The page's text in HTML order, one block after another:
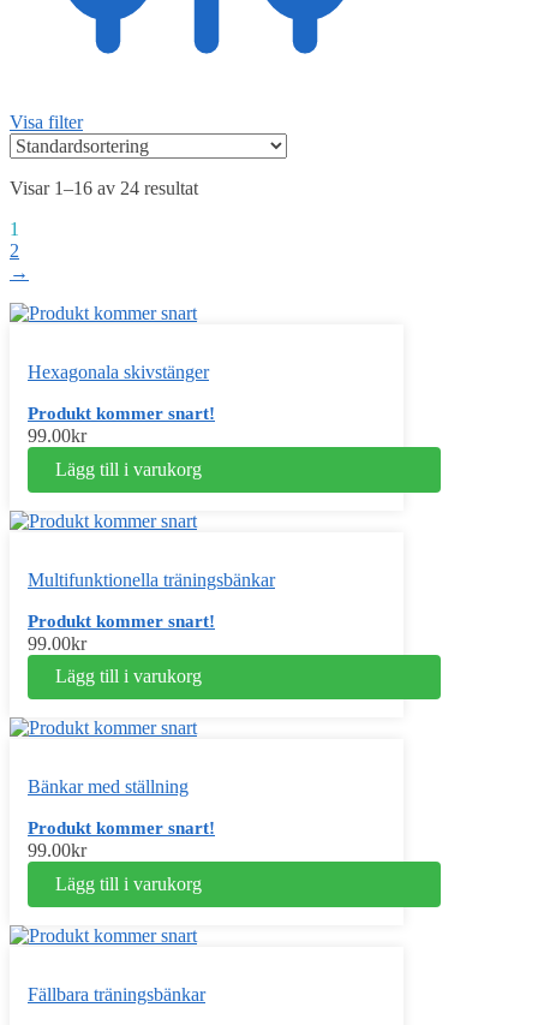
Visa filter
Visar 1–16 av 24 resultat
1
2
→
Hexagonala skivstänger
Produkt kommer snart!
99.00kr
Lägg till i varukorg
Multifunktionella träningsbänkar
Produkt kommer snart!
99.00kr
Lägg till i varukorg
Bänkar med ställning
Produkt kommer snart!
99.00kr
Lägg till i varukorg
Fällbara träningsbänkar